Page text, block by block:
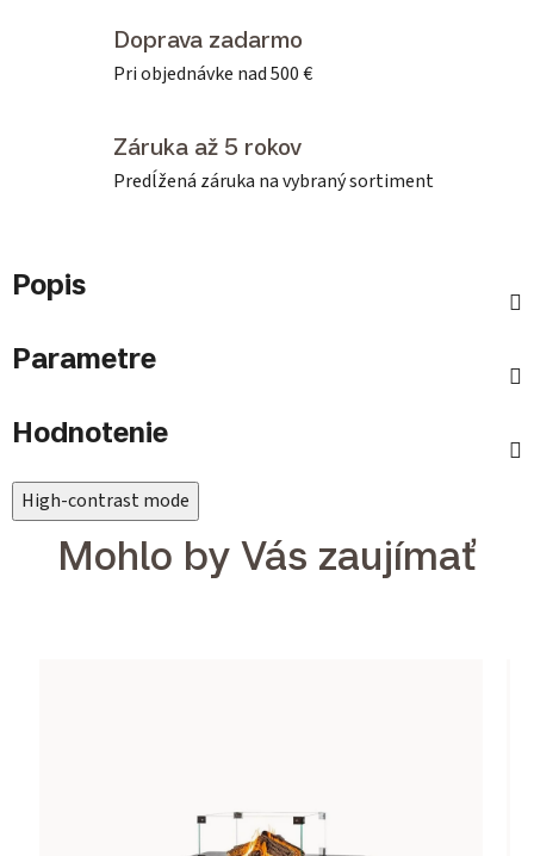
Doprava zadarmo
Pri objednávke nad 500 €
Záruka až 5 rokov
Predĺžená záruka na vybraný sortiment
Popis
Parametre
Hodnotenie
High-contrast mode
Mohlo by Vás zaujímať